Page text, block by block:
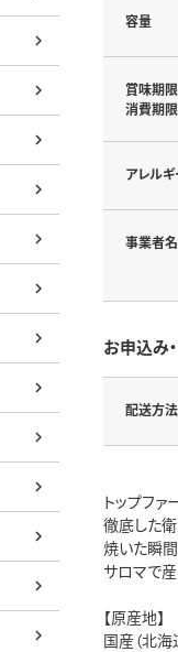
容量
賞味期限
消費期限
アレルギ
事業者名
お申込み
配送方法
トップフ
徹底した
焼いた瞬
サロマで
【原産地】
国産（北海